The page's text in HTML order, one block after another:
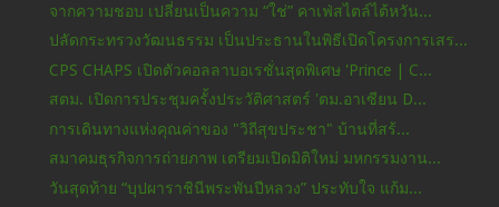
จากความชอบ เปลี่ยนเป็นความ “ใช่” คาเฟ่สไตล์ไต้หวัน...
ปลัดกระทรวงวัฒนธรรม เป็นประธานในพิธีเปิดโครงการเสร...
CPS CHAPS เปิดตัวคอลลาบอเรชั่นสุดพิเศษ 'Prince | C...
สตม. เปิดการประชุมครั้งประวัติศาสตร์ 'ตม.อาเซียน D...
การเดินทางแห่งคุณค่าของ "วิถีสุขประชา" บ้านที่สร้...
สมาคมธุรกิจการถ่ายภาพ เตรียมเปิดมิติใหม่ มหกรรมงาน...
วันสุดท้าย “บุปผาราชินีพระพันปีหลวง” ประทับใจ แก้ม...